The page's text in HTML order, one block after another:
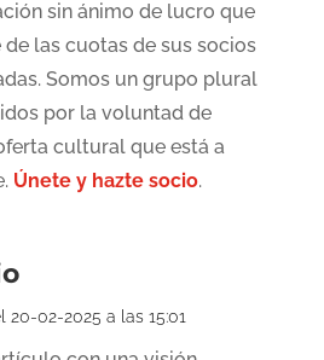
sin ánimo de lucro que
las cuotas de sus socios
Somos un grupo plural
por la voluntad de
cultural que está a
Únete y hazte socio.
20-02-2025 a las 15:01